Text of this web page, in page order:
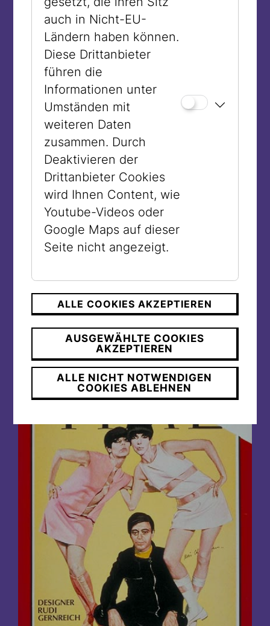
Fernsehsendungen sowie Interviews in
Zeitungen und steigerte seine
Popularität. 1967 war er am Cover des
Time Magazins.
© William Claxton
auch in Nicht-EU-
Ländern haben können.
Diese Drittanbieter
führen die
Informationen unter
Umständen mit
weiteren Daten
zusammen. Durch
Deaktivieren der
Drittanbieter Cookies
wird Ihnen Content, wie
Youtube-Videos oder
Google Maps auf dieser
Seite nicht angezeigt.
ALLE COOKIES AKZEPTIEREN
AUSGEWÄHLTE COOKIES
AKZEPTIEREN
ALLE NICHT NOTWENDIGEN
COOKIES ABLEHNEN